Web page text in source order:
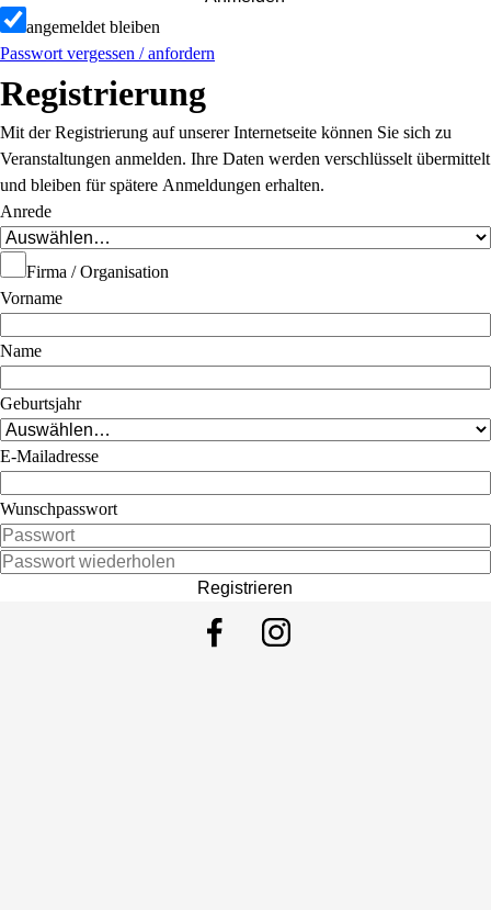
angemeldet bleiben
Passwort vergessen / anfordern
Registrierung
Mit der Registrierung auf unserer Internetseite können Sie sich zu
Veranstaltungen anmelden. Ihre Daten werden verschlüsselt übermittelt
und bleiben für spätere Anmeldungen erhalten.
Anrede
Firma / Organisation
Vorname
Name
Geburtsjahr
E-Mailadresse
Wunschpasswort
Registrieren